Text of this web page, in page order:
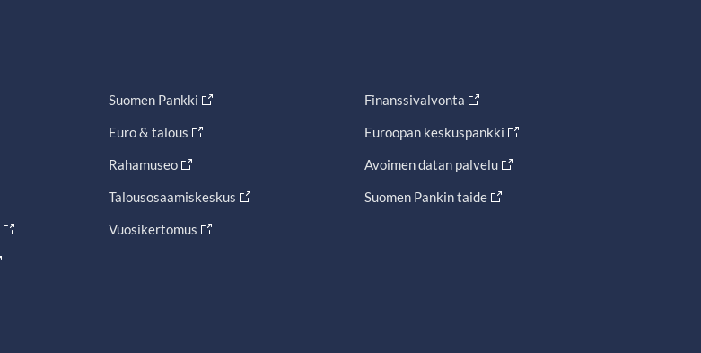
Suomen Pankki
Euro & talous
Rahamuseo
Talousosaamiskeskus
Vuosikertomus
Finanssivalvonta
Euroopan keskuspankki
Avoimen datan palvelu
Suomen Pankin taide